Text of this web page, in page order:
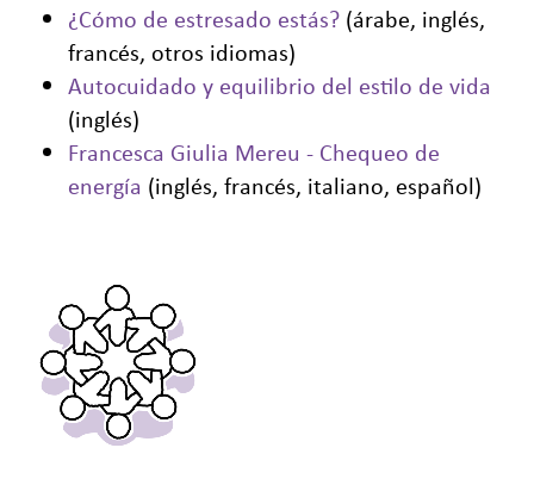
¿Cómo de estresado estás?(árabe, inglés,
francés, otros idiomas)
Autocuidado y equilibrio del estilo de vida
(inglés)
Francesca Giulia Mereu - Chequeo de
energía (inglés, francés, italiano, español)